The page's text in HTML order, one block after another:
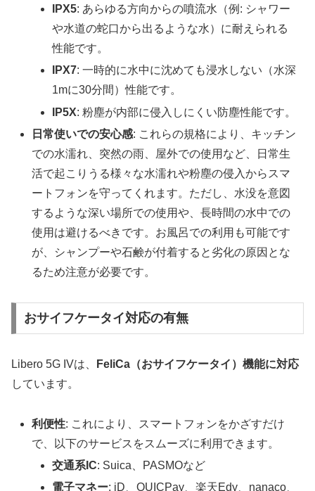
IPX5: あらゆる方向からの噴流水（例: シャワー
や水道の蛇口から出るような水）に耐えられる
性能です。
IPX7: 一時的に水中に沈めても浸水しない（水深
1mに30分間）性能です。
IP5X: 粉塵が内部に侵入しにくい防塵性能です。
日常使いでの安心感: これらの規格により、キッチン
での水濡れ、突然の雨、屋外での使用など、日常生
活で起こりうる様々な水濡れや粉塵の侵入からスマ
ートフォンを守ってくれます。ただし、水没を意図
するような深い場所での使用や、長時間の水中での
使用は避けるべきです。お風呂での利用も可能です
が、シャンプーや石鹸が付着すると劣化の原因とな
るため注意が必要です。
おサイフケータイ対応の有無
Libero 5G IVは、
FeliCa（おサイフケータイ）機能に対応
しています。
利便性: これにより、スマートフォンをかざすだけ
で、以下のサービスをスムーズに利用できます。
交通系IC: Suica、PASMOなど
電子マネー: iD、QUICPay、楽天Edy、nanaco、